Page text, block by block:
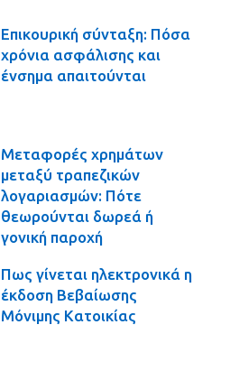
Επικουρική σύνταξη: Πόσα
χρόνια ασφάλισης και
ένσημα απαιτούνται
Μεταφορές χρημάτων
μεταξύ τραπεζικών
λογαριασμών: Πότε
θεωρούνται δωρεά ή
γονική παροχή
Πως γίνεται ηλεκτρονικά η
έκδοση Βεβαίωσης
Μόνιμης Κατοικίας